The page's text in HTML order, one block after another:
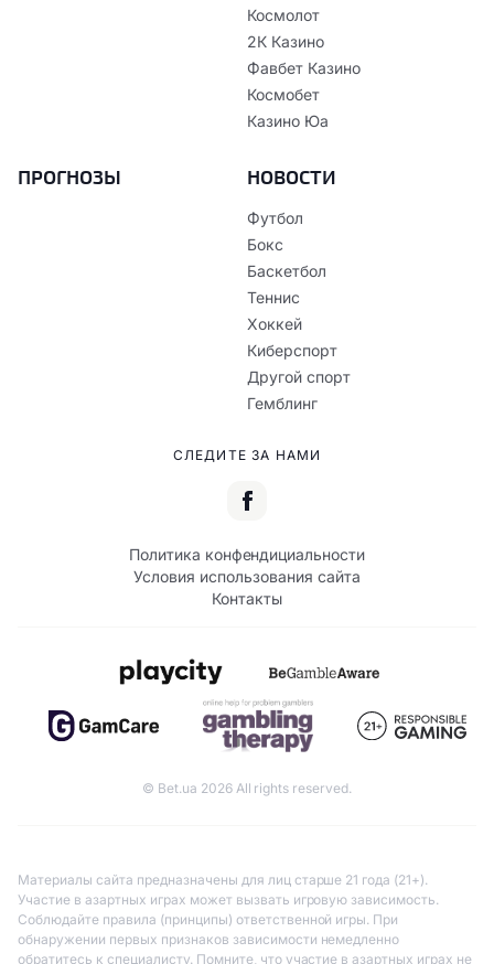
Космолот
2К Казино
Фавбет Казино
Космобет
Казино Юа
ПРОГНОЗЫ НОВОСТИ
Футбол
Бокс
Баскетбол
Теннис
Хоккей
Киберспорт
Другой спорт
Гемблинг
СЛЕДИТЕ ЗА НАМИ
Политика конфендициальности
Условия использования сайта
Контакты
© Bet.ua 2026 All rights reserved.
Материалы сайта предназначены для лиц старше 21 года (21+).
Участие в азартных играх может вызвать игровую зависимость.
Соблюдайте правила (принципы) ответственной игры. При
обнаружении первых признаков зависимости немедленно
обратитесь к специалисту. Помните, что участие в азартных играх не